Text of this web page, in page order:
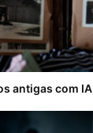
antigas com